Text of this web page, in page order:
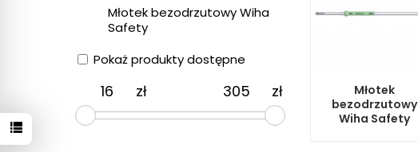
Młotek
bezodrzutowy
Wiha Safety
Młotek bezodrzutowy Wiha
Safety
Pokaż produkty dostępne
zł zł